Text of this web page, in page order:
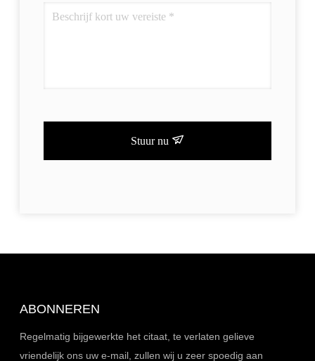
Stuur nu
ABONNEREN
Regelmatig bijgewerkte het citaat, te verlaten gelieve
vriendelijk ons uw e-mail, zullen wij u zeer spoedig aan